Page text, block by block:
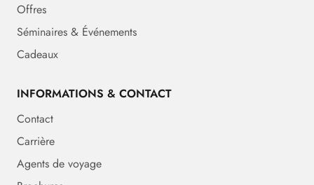
Offres
Séminaires & Événements
Cadeaux
INFORMATIONS & CONTACT
Contact
Carrière
Agents de voyage